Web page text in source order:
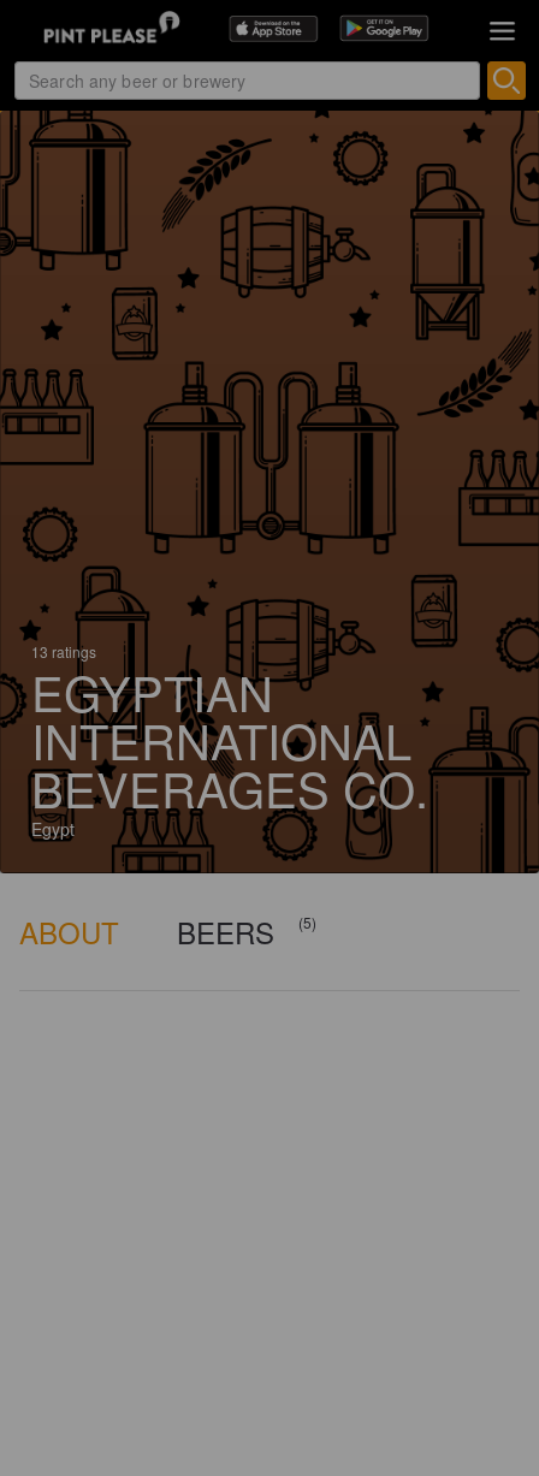
13 ratings
EGYPTIAN
INTERNATIONAL
BEVERAGES CO.
Egypt
ABOUT BEERS (5)